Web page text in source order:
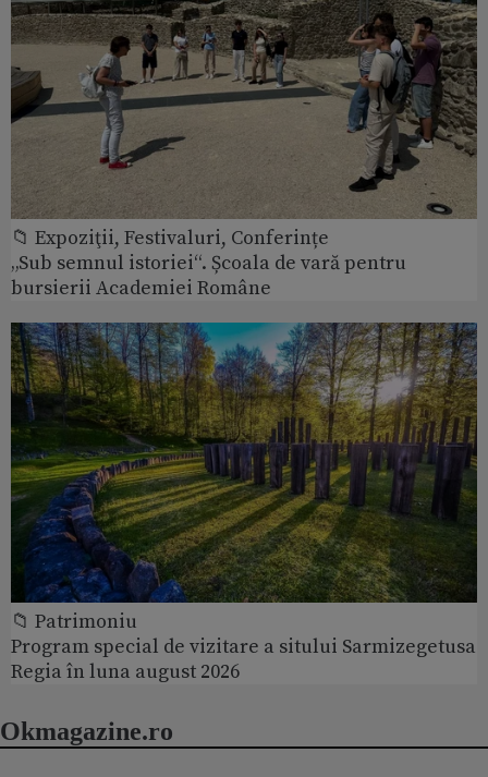
📁 Expoziţii, Festivaluri, Conferințe
„Sub semnul istoriei“. Școala de vară pentru
bursierii Academiei Române
📁 Patrimoniu
Program special de vizitare a sitului Sarmizegetusa
Regia în luna august 2026
Okmagazine.ro